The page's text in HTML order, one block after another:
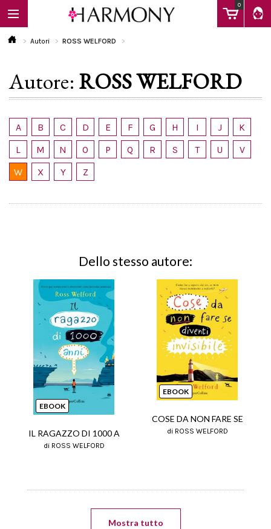
0
EBOOK
LIBRI
Calendario
Autori ROSS WELFORD
Autore: ROSS WELFORD
A B C D E F G H I J
K
L
M N O P Q R S T U
V
W
X Y Z
Dello stesso autore:
EBOOK
IL RAGAZZO DI 1000 A
di ROSS WELFORD
EBOOK
COSE DA NON FARE SE
di ROSS WELFORD
Mostra tutto